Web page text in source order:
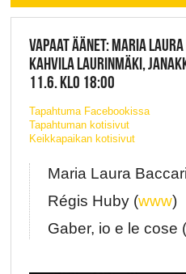
VAPAAT ÄÄNET: MARIA
KAHVILA LAURINMÄKI,
11.6. KLO 18:00
Tapahtuma Facebookissa
Tapahtuman kotisivut
Keikkapaikan kotisivut
Maria Laura
Régis Huby (www)
Gaber, io e le cose (